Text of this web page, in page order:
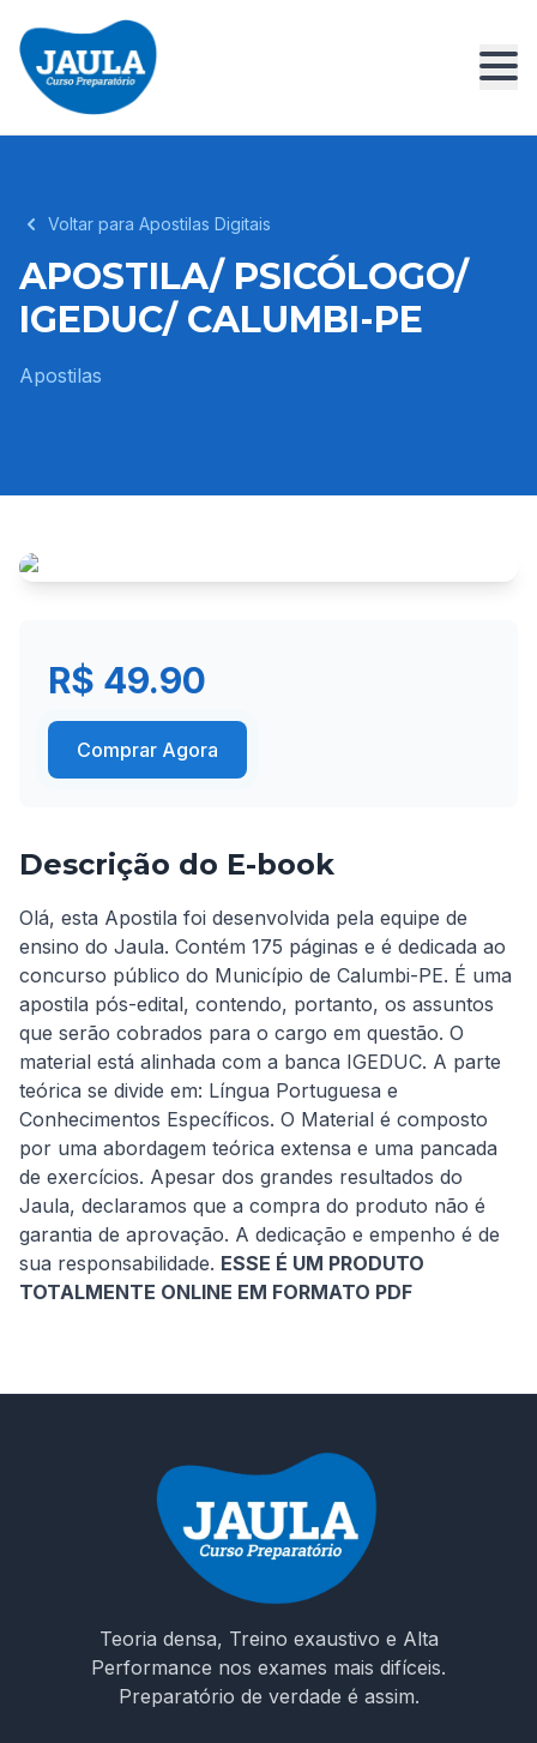
Voltar para Apostilas Digitais
APOSTILA/ PSICÓLOGO/
IGEDUC/ CALUMBI-PE
Apostilas
R$ 49.90
Comprar Agora
Descrição do E-book
Olá, esta Apostila foi desenvolvida pela equipe de
ensino do Jaula. Contém 175 páginas e é dedicada ao
concurso público do Município de Calumbi-PE. É uma
apostila pós-edital, contendo, portanto, os assuntos
que serão cobrados para o cargo em questão. O
material está alinhada com a banca IGEDUC. A parte
teórica se divide em: Língua Portuguesa e
Conhecimentos Específicos. O Material é composto
por uma abordagem teórica extensa e uma pancada
de exercícios. Apesar dos grandes resultados do
Jaula, declaramos que a compra do produto não é
garantia de aprovação. A dedicação e empenho é de
sua responsabilidade. ESSE É UM PRODUTO
TOTALMENTE ONLINE EM FORMATO PDF
Teoria densa, Treino exaustivo e Alta
Performance nos exames mais difíceis.
Preparatório de verdade é assim.